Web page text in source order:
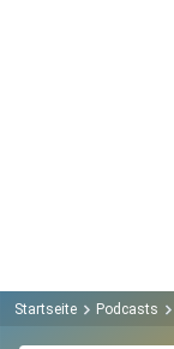
Startseite Podcasts